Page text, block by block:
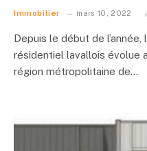
Immobilier mars 10, 2022
Depuis le début de
résidentiel lavallois évolue
région métropolitaine de…